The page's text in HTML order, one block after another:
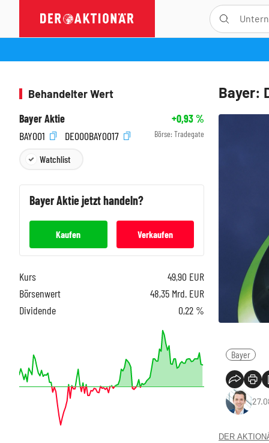
Bayer:
Bayer
DER
Behandelter Wert
Bayer Aktie
+0,93%
BAY001
DE000BAY0017 Börse: Tradegate
Watchlist
BayerAktie jetzt handeln?
Kaufen Verkaufen
Kurs 49,90 EUR
Börsenwert
48,35 Mrd. EUR
Dividende
0,22 %